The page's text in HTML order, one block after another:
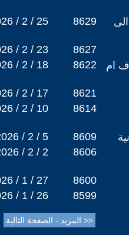
/ 2 / 25 8629
/ 2 / 23 8627
/ 2 / 18 8622
ام
/ 2 / 17 8621
/ 2 / 10 8614
/ 2 / 5 8609
/ 2 / 2 8606
/ 1 / 27 8600
/ 1 / 26 8599